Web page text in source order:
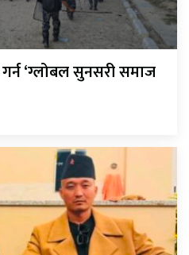
‘ग्लोबल सुनसरी समाज